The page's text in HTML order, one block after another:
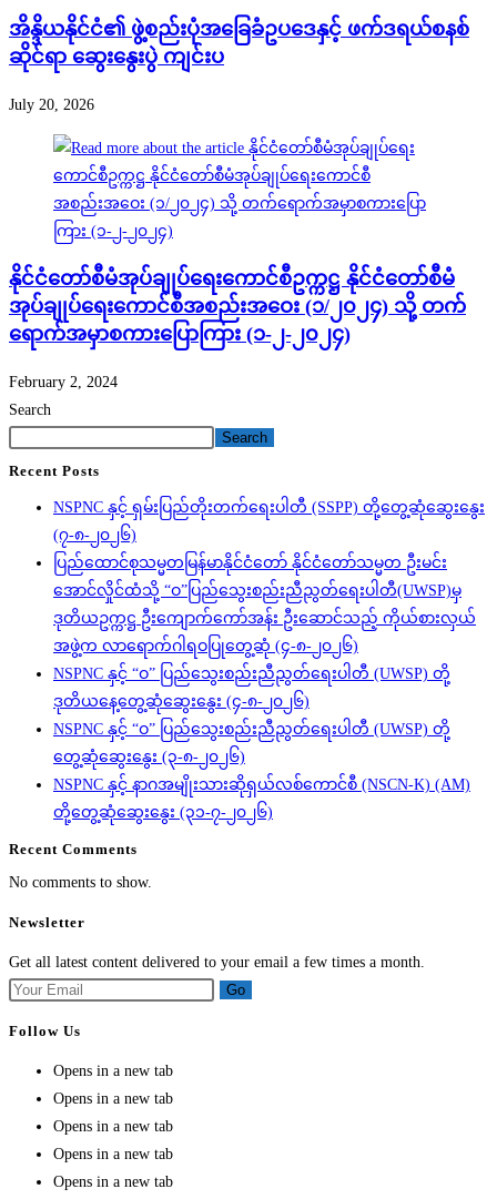
အိန္ဒိယနိုင်ငံ၏ ဖွဲ့စည်းပုံအခြေခံဥပဒေနှင့် ဖက်ဒရယ်စနစ်
ဆိုင်ရာ ဆွေးနွေးပွဲ ကျင်းပ
July 20, 2026
နိုင်ငံတော်စီမံအုပ်ချုပ်ရေးကောင်စီဥက္ကဋ္ဌ နိုင်ငံတော်စီမံ
အုပ်ချုပ်ရေးကောင်စီအစည်းအဝေး (၁/၂၀၂၄) သို့ တက်
ရောက်အမှာစကားပြောကြား (၁-၂-၂၀၂၄)
February 2, 2024
Search
Search
Recent Posts
NSPNC နှင့် ရှမ်းပြည်တိုးတက်ရေးပါတီ (SSPP) တို့တွေ့ဆုံဆွေးနွေး
(၇-၈-၂၀၂၆)
ပြည်ထောင်စုသမ္မတမြန်မာနိုင်ငံတော် နိုင်ငံတော်သမ္မတ ဦးမင်း
အောင်လှိုင်ထံသို့ “ဝ”ပြည်သွေးစည်းညီညွတ်ရေးပါတီ(UWSP)မှ
ဒုတိယဥက္ကဋ္ဌ ဦးကျောက်ကော်အန်း ဦးဆောင်သည့် ကိုယ်စားလှယ်
အဖွဲ့က လာရောက်ဂါရဝပြုတွေ့ဆုံ (၄-၈-၂၀၂၆)
NSPNC နှင့် “ဝ” ပြည်သွေးစည်းညီညွတ်ရေးပါတီ (UWSP) တို့
ဒုတိယနေ့တွေ့ဆုံဆွေးနွေး (၄-၈-၂၀၂၆)
NSPNC နှင့် “ဝ” ပြည်သွေးစည်းညီညွတ်ရေးပါတီ (UWSP) တို့
တွေ့ဆုံဆွေးနွေး (၃-၈-၂၀၂၆)
NSPNC နှင့် နာဂအမျိုးသားဆိုရှယ်လစ်ကောင်စီ (NSCN-K) (AM)
တို့တွေ့ဆုံဆွေးနွေး (၃၁-၇-၂၀၂၆)
Recent Comments
No comments to show.
Newsletter
Get all latest content delivered to your email a few times a month.
Go
Follow Us
Opens in a new tab
Opens in a new tab
Opens in a new tab
Opens in a new tab
Opens in a new tab